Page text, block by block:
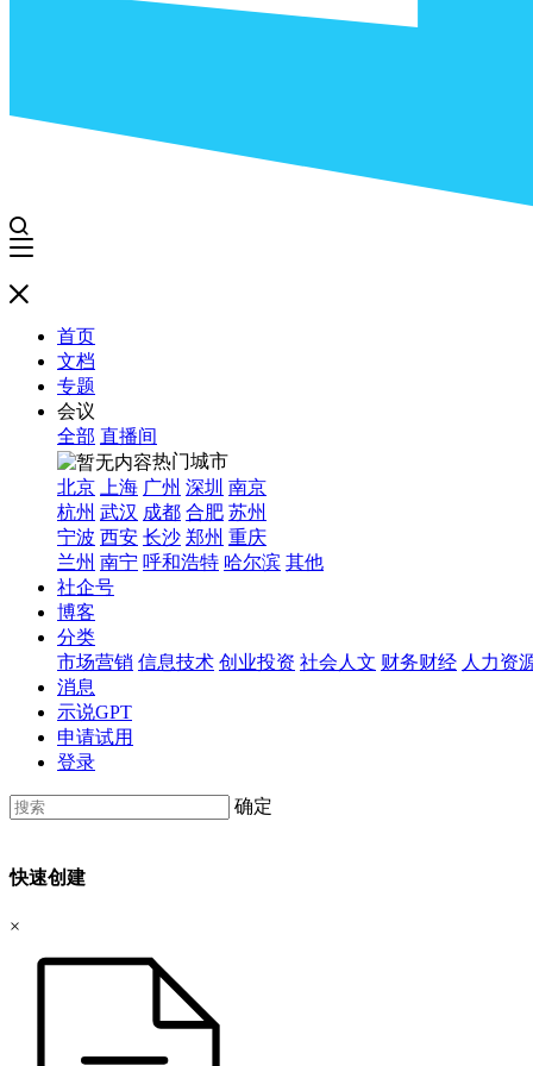
首页
文档
专题
会议
全部 直播间
热门城市
北京
上海 广州 深圳 南京
杭州 武汉 成都 合肥 苏州
宁波 西安 长沙 郑州 重庆
兰州 南宁 呼和浩特 哈尔滨 其他
社企号
博客
分类
市场营销 信息技术 创业投资 社会人文 财务财经 人力资
消息
示说GPT
申请试用
登录
确定
快速创建
×